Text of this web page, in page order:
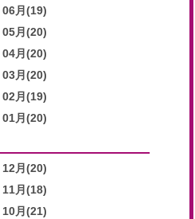
月(19)
月(20)
月(20)
月(20)
月(19)
月(20)
月(20)
月(18)
月(21)